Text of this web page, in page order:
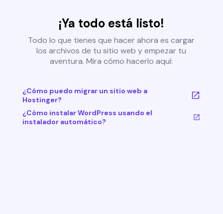
¡Ya todo está listo!
Todo lo que tienes que hacer ahora es cargar
los archivos de tu sitio web y empezar tu
aventura. Mira cómo hacerlo aquí:
¿Cómo puedo migrar un sitio web a
Hostinger?
¿Cómo instalar WordPress usando el
instalador automático?